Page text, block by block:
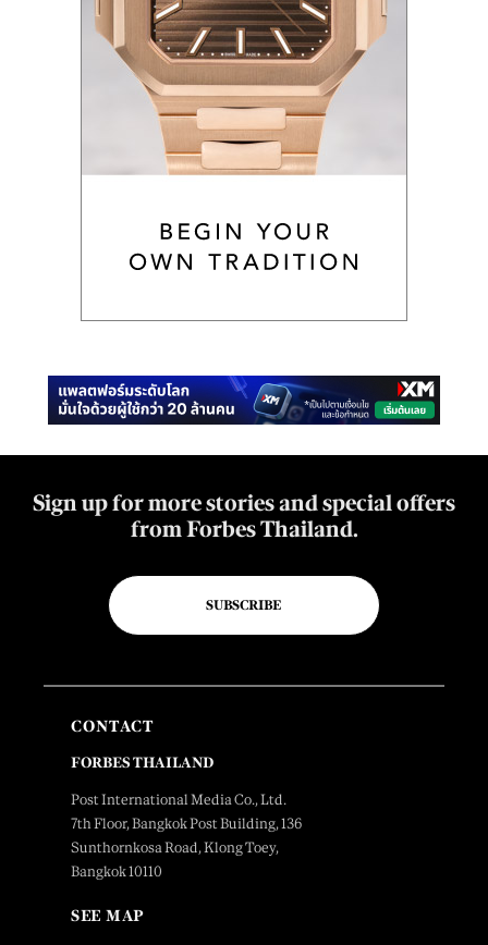
Sign up for more stories and special offers
from Forbes Thailand.
SUBSCRIBE
CONTACT
FORBES THAILAND
Post International Media Co., Ltd.
7th Floor, Bangkok Post Building, 136
Sunthornkosa Road, Klong Toey,
Bangkok 10110
SEE MAP